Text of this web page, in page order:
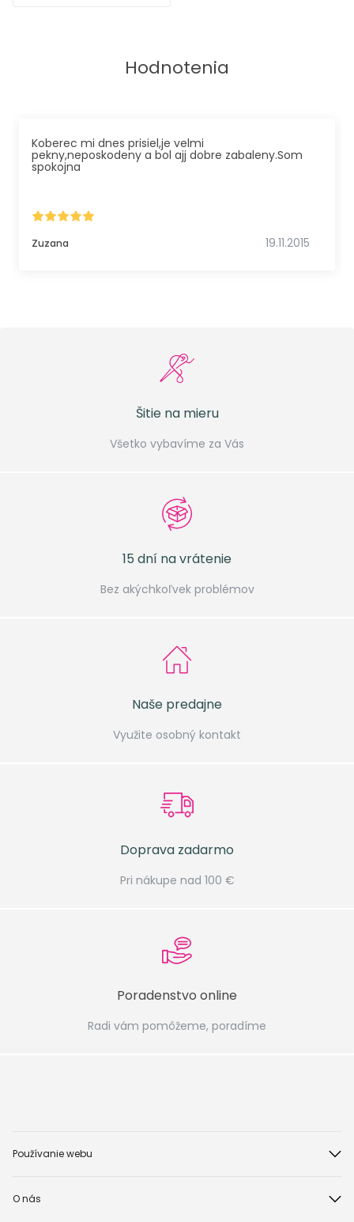
Hodnotenia
Koberec mi dnes prisiel,je velmi
pekny,neposkodeny a bol ajj dobre zabaleny.Som
spokojna
Zuzana 19.11.2015
Šitie na mieru
Všetko vybavíme za Vás
15 dní na vrátenie
Bez akýchkoľvek problémov
Naše predajne
Využite osobný kontakt
Doprava zadarmo
Pri nákupe nad 100 €
Poradenstvo online
Radi vám pomôžeme, poradíme
Používanie webu
O nás